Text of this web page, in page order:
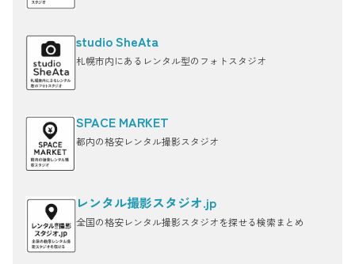
studio SheAta
札幌市内にあるレンタル型のフォトスタジオ
SPACE MARKET
都内の格安レンタル撮影スタジオ
レンタル撮影スタジオ.jp
全国の格安レンタル撮影スタジオを探せる検索まとめ